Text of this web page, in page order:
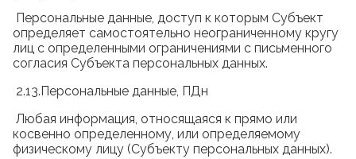
Персональные данные, доступ к которым Субъект
определяет самостоятельно неограниченному кругу
лиц с определенными ограничениями с письменного
согласия Субъекта персональных данных.
2.13.Персональные данные, ПДн
Любая информация, относящаяся к прямо или
косвенно определенному, или определяемому
физическому лицу (Субъекту персональных данных).